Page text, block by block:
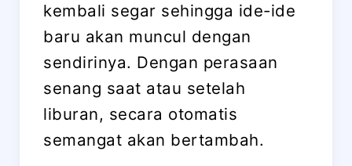
kembali segar sehingga ide-ide
baru akan muncul dengan
sendirinya. Dengan perasaan
senang saat atau setelah
liburan, secara otomatis
semangat akan bertambah.